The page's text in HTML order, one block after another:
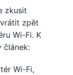
zkusit
zpět
Wi-Fi. K
článek:
Wi-Fi,